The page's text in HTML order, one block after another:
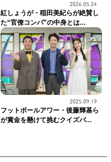
2026.05.24
紅しょうが・稲田美紀らが絶賛し
た“官僚コンパ”の中身とは...
2025.09.19
フットボールアワー・後藤輝基ら
が賞金を懸けて挑むクイズバ...